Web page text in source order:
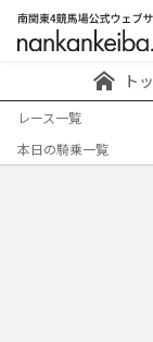
ト
レース一覧
本日の騎乗一覧